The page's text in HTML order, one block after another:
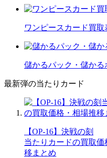
ワンピースカード買
儲かるパック・儲か
最新弾の当たりカード
【OP-16】決戦の刻
当たりカードの買取価
移まとめ